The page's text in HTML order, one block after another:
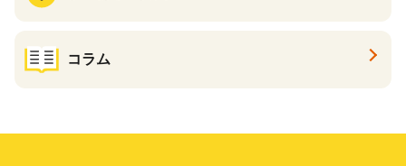
コラム